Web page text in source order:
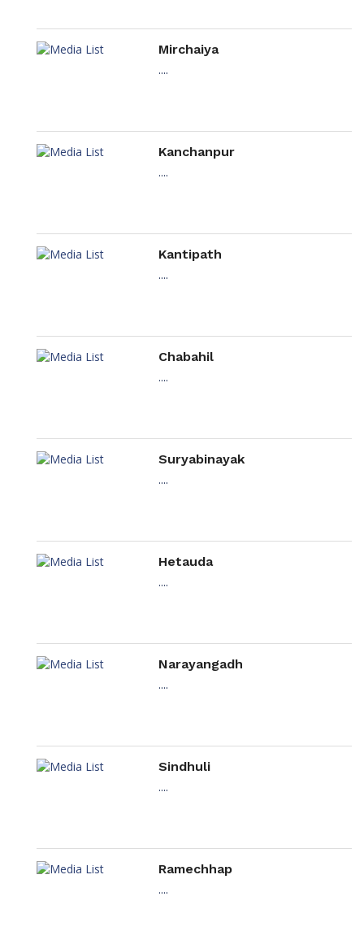
Mirchaiya
....
Kanchanpur
....
Kantipath
....
Chabahil
....
Suryabinayak
....
Hetauda
....
Narayangadh
....
Sindhuli
....
Ramechhap
....